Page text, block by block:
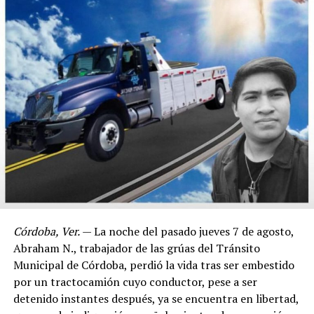
Córdoba, Ver.— La noche del pasado jueves 7 de agosto,
Abraham N., trabajador de las grúas del Tránsito
Municipal de Córdoba, perdió la vida tras ser embestido
por un tractocamión cuyo conductor, pese a ser
detenido instantes después, ya se encuentra en libertad,